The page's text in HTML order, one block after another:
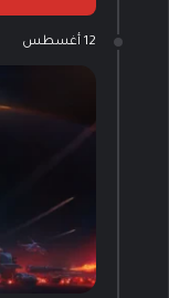
12 أغسطس